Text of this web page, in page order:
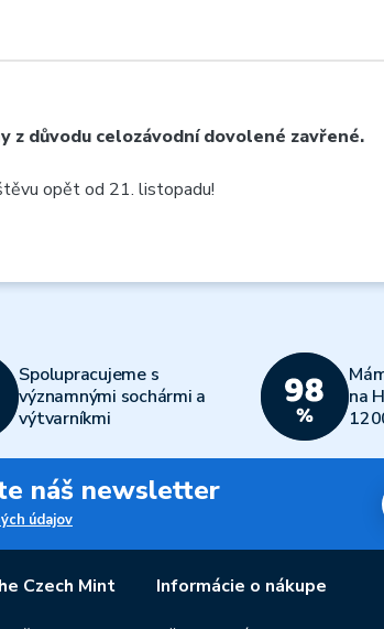
z důvodu celozávodní dovolené zavřené.
opět od 21. listopadu!
Spolupracujeme s
významnými sochármi a
výtvarníkmi
na
náš newsletter
údajov
Czech Mint Informácie o nákupe